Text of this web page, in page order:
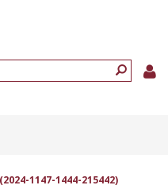
(2024-1147-1444-215442)